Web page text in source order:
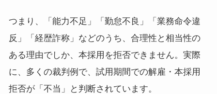
つまり、「能力不足」「勤怠不良」「業務命令違
反」「経歴詐称」などのうち、合理性と相当性の
ある理由でしか、本採用を拒否できません。実際
に、多くの裁判例で、試用期間での解雇・本採用
拒否が「不当」と判断されています。